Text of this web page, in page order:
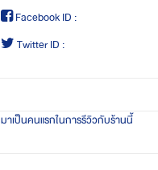
Facebook ID :
Twitter ID :
มาเป็นคนแรกในการรีวิวกับร้านนี้